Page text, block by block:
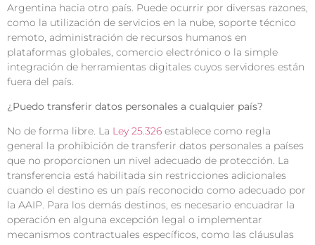
Argentina hacia otro país. Puede ocurrir por diversas razones,
como la utilización de servicios en la nube, soporte técnico
remoto, administración de recursos humanos en
plataformas globales, comercio electrónico o la simple
integración de herramientas digitales cuyos servidores están
fuera del país.
¿Puedo transferir datos personales a cualquier país?
No de forma libre. La Ley 25.326 establece como regla
general la prohibición de transferir datos personales a países
que no proporcionen un nivel adecuado de protección. La
transferencia está habilitada sin restricciones adicionales
cuando el destino es un país reconocido como adecuado por
la AAIP. Para los demás destinos, es necesario encuadrar la
operación en alguna excepción legal o implementar
mecanismos contractuales específicos, como las cláusulas